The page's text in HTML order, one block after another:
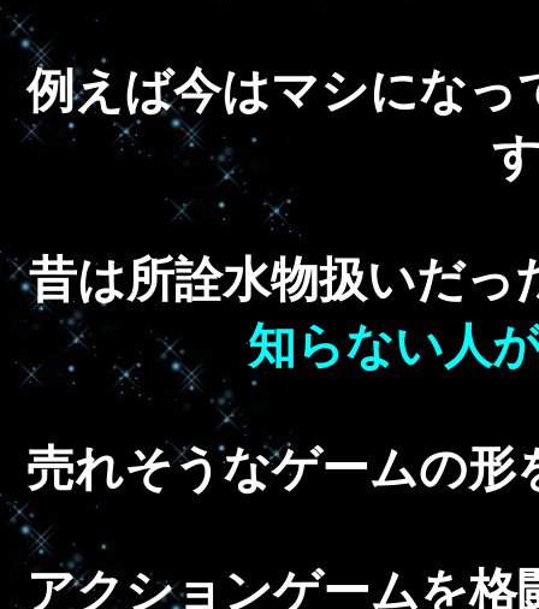
例えば今はマシになっ
昔は所詮水物扱いだっ
知らない人
売れそうなゲームの形
アクションゲームを